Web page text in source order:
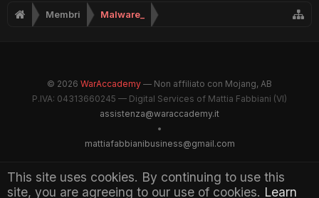
This site uses cookies. By continuing to use this
site, you are agreeing to our use of cookies. Learn
Membri Malware_
© 2026 WarAccademy — Non affiliato con Mojang, AB
P.IVA: 04313660245 — Digital Services of Mattia Fabbiani (VI)
assistenza@waraccademy.it
•
mattiafabbianibusiness@gmail.com
@GhostFabbyz
Maintained by WarAccademy Administrators